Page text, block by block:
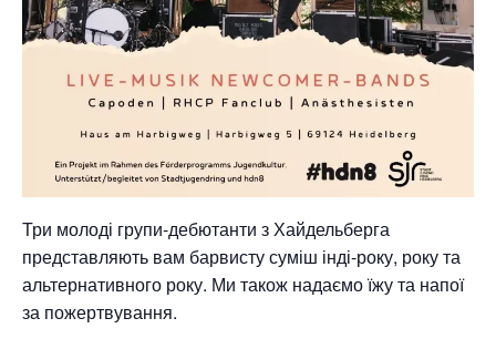
Три молоді групи-дебютанти з Хайдельберга
представляють вам барвисту суміш інді-року, року та
альтернативного року. Ми також надаємо їжу та напої
за пожертвування.